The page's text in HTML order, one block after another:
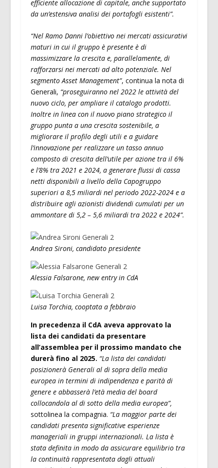
efficiente allocazione di capitale, anche supportato
da un’estensiva analisi dei portafogli esistenti”.
“Nel Ramo Danni l’obiettivo nei mercati assicurativi
maturi in cui il gruppo è presente è di
massimizzare la crescita e, parallelamente, di
rafforzarsi nei mercati ad alto potenziale. Nel
segmento Asset Management”, continua la nota di
Generali, “proseguiranno nel 2022 le attività del
nuovo ciclo, per ampliare il catalogo prodotti.
Inoltre in linea con il nuovo piano strategico il
gruppo punta a una crescita sostenibile, a
migliorare il profilo degli utili e a guidare
l’innovazione per realizzare un tasso annuo
composto di crescita dell’utile per azione tra il 6%
e l’8% tra 2021 e 2024, a generare flussi di cassa
netti disponibili a livello della Capogruppo
superiori a 8,5 miliardi nel periodo 2022-2024 e a
distribuire agli azionisti dividendi cumulati per un
ammontare di 5,2 – 5,6 miliardi tra 2022 e 2024”.
Andrea Sironi, candidato presidente
Alessia Falsarone, new entry in CdA
Luisa Torchia, cooptata a febbraio
In precedenza il CdA aveva approvato la
lista dei candidati da presentare
all’assemblea per il prossimo mandato che
durerà fino al 2025. “La lista dei candidati
posizionerà Generali al di sopra della media
europea in termini di indipendenza e parità di
genere e abbasserà l’età media del board
collocandola al di sotto della media europea”,
sottolinea la compagnia. “La maggior parte dei
candidati presenta significative esperienze
manageriali in gruppi internazionali. La lista è
stata definita in modo da assicurare equilibrio tra
la continuità rappresentata dagli attuali